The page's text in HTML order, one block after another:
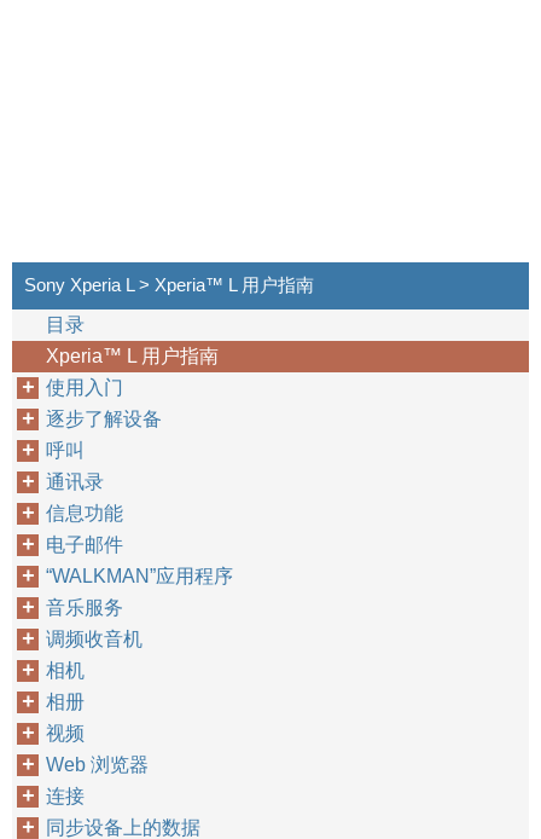
Sony Xperia L > Xperia™‎ L 用户指南
目录
Xperia™‎ L 用户指南
使用入门
逐步了解设备
呼叫
通讯录
信息功能
电子邮件
“WALKMAN”应用程序
音乐服务
调频收音机
相机
相册
视频
Web 浏览器
连接
同步设备上的数据